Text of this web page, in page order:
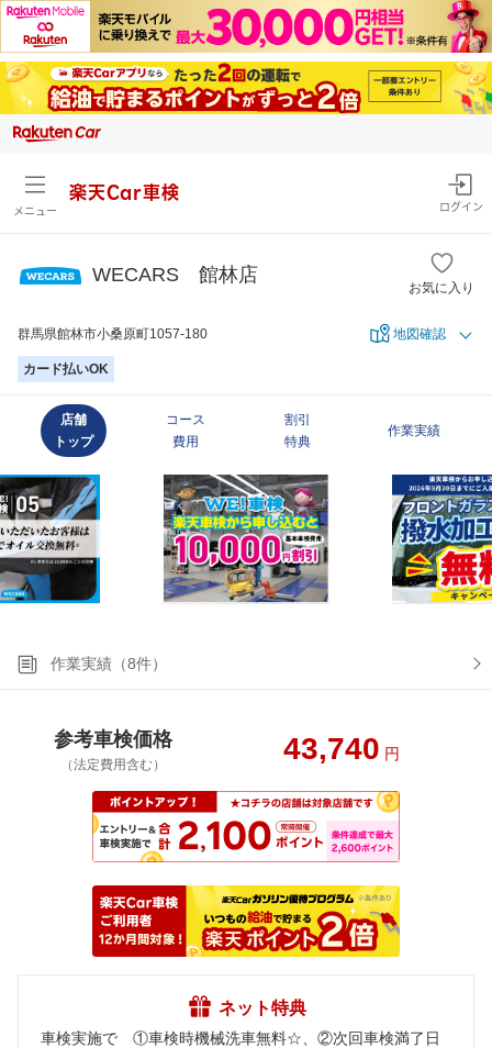
メニュー
楽天Car車検
ログイン
WECARS 館林店
お気に入り
群馬県館林市小桑原町1057-180 地図確認
カード払いOK
店舗
トップ
コース
費用
割引
特典
作業実績
作業実績（8件）
参考車検価格
（法定費用含む） 43,740 円
ネット特典
車検実施で ①車検時機械洗車無料☆、②次回車検満了日